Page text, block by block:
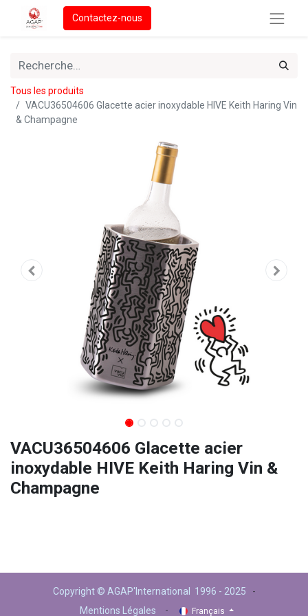
Contactez-nous
Tous les produits
VACU36504606 Glacette acier inoxydable HIVE Keith Haring Vin
& Champagne
VACU36504606 Glacette acier
inoxydable HIVE Keith Haring Vin &
Champagne
Copyright © AGAP'International 1996 - 2025 -
Mentions Légales
- Français